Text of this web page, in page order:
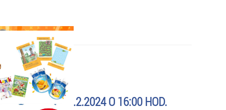
- na mieste už nemusia byť dostupné žiadne voľné
S VAMI - 3.2.2024 O 16:00 HOD.